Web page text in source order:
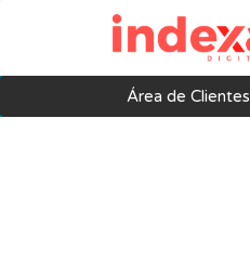
Área de Clientes